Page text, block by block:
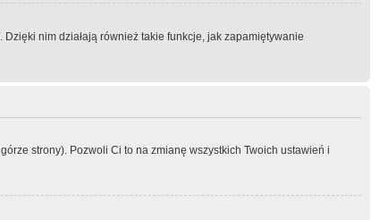
nim działają również takie funkcje, jak zapamiętywanie
strony). Pozwoli Ci to na zmianę wszystkich Twoich ustawień i